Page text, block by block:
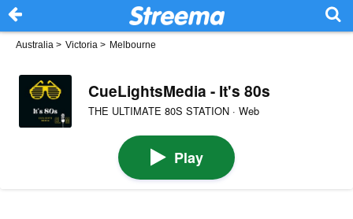
Australia > Victoria > Melbourne
CueLightsMedia - It's 80s
THE ULTIMATE 80S STATION · Web
Play